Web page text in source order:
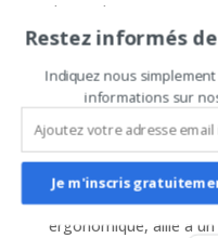
demande.
La tendance actuelle
engouement
notamment les dômes
atypiques combinent
innovation
qui souhaitent sortir
expérience hors du
ergonomique, allié à
Restez informés
Indiquez nous
informations sur
Je m'inscris